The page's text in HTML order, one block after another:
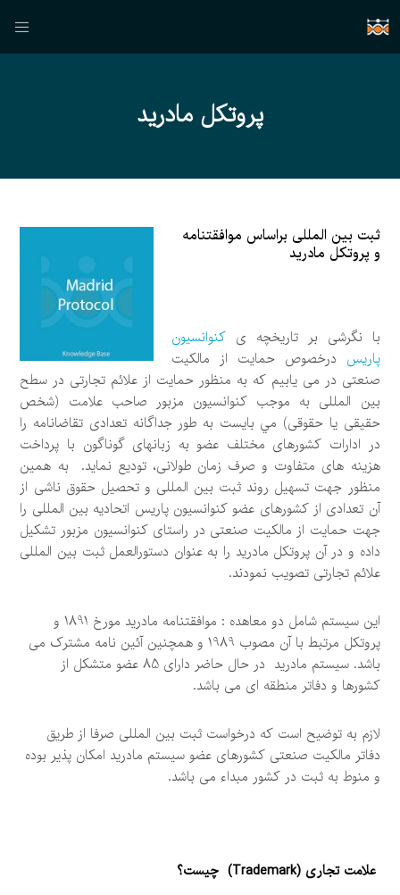
پروتكل مادريد
ثبت بين المللی براساس موافقتنامه
و پروتكل مادريد
با نگرشی بر تاريخچه ی كنوانسيون
پاریس درخصوص حمايت از مالكيت
صنعتی در می يابيم كه به منظور حمايت از علائم تجارتی در سطح
بين المللی به موجب كنوانسيون مزبور صاحب علامت (شخص
حقيقی يا حقوقی) مي بايست به طور جداگانه تعدادی تقاضانامه را
در ادارات كشورهای مختلف عضو به زبانهای گوناگون با پرداخت
هزينه های متفاوت و صرف زمان طولانی، توديع نمايد. به همين
منظور جهت تسهيل روند ثبت بين المللی و تحصيل حقوق ناشی از
آن تعدادی از كشورهای عضو كنوانسيون پاريس اتحاديه بين المللی را
جهت حمايت از مالكيت صنعتی در راستای كنوانسيون مزبور تشكيل
داده و در آن پروتكل مادريد را به عنوان دستورالعمل ثبت بين المللی
علائم تجارتی تصويب نمودند.
اين سيستم شامل دو معاهده : موافقتنامه مادريد مورخ 1891 و
پروتكل مرتبط با آن مصوب 1989 و همچنين آئين نامه مشترک می
باشد. سيستم مادريد در حال حاضر دارای 85 عضو متشكل از
كشورها و دفاتر منطقه ای می باشد.
لازم به توضيح است كه درخواست ثبت بين المللی صرفا از طريق
دفاتر مالكيت صنعتی كشورهای عضو سيستم مادريد امكان پذير بوده
و منوط به ثبت در كشور مبداء می باشد.
علامت تجاری(Trademark)
چیست؟